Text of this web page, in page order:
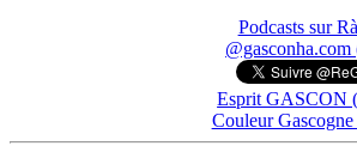
Podcasts sur
Esprit GASCON
Couleur